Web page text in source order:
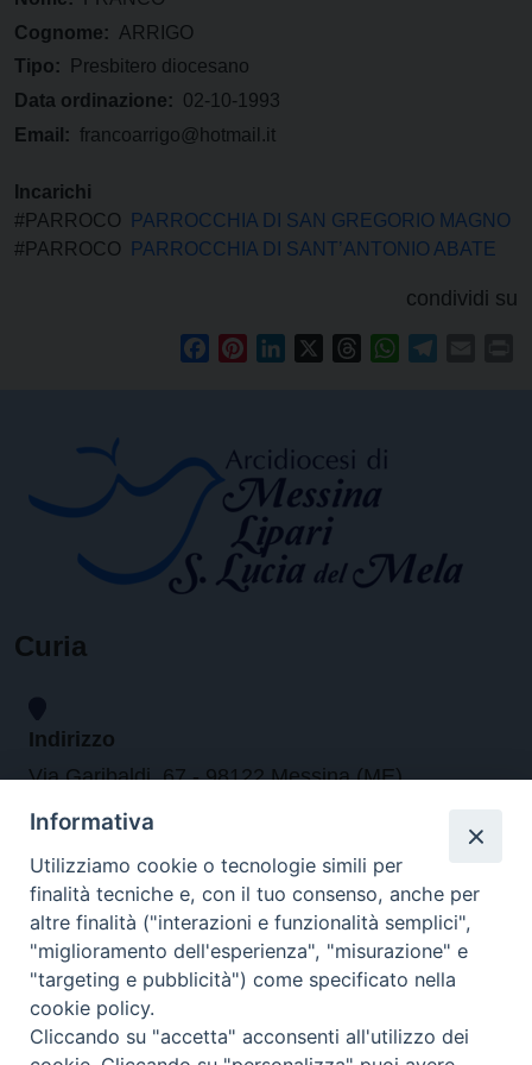
Cognome: ARRIGO
Tipo:
Presbitero diocesano
Data ordinazione: 02-10-1993
Email: francoarrigo@hotmail.it
Incarichi
#PARROCO
PARROCCHIA DI SAN GREGORIO MAGNO
#PARROCO
PARROCCHIA DI SANT’ANTONIO ABATE
condividi su
FacebookPinterestLinkedIn ThreadsWhatsApp
Curia
Indirizzo
Via Garibaldi, 67 - 98122 Messina (ME)
Orari
da lunedi al venerdi dalle ore 9.30 alle 12.30
Contatti
Tel. 090.6684111 - Fax. 090.6684206
Informativa
Utilizziamo cookie o tecnologie simili per
finalità tecniche e, con il tuo consenso, anche per
altre finalità ("interazioni e funzionalità semplici",
"miglioramento dell'esperienza", "misurazione" e
"targeting e pubblicità") come specificato nella
cookie policy.
Cliccando su "accetta" acconsenti all'utilizzo dei